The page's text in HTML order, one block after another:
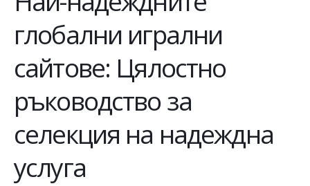
глобални игрални
сайтове: Цялостно
ръководство за
селекция на надеждна
услуга